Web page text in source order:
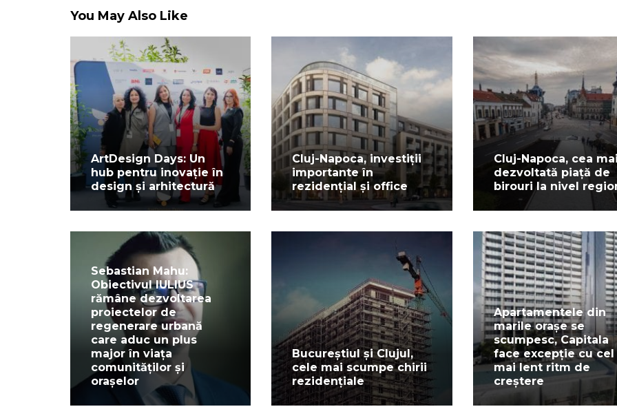
You May Also Like
ArtDesign Days: Un
hub pentru inovație în
design și arhitectură
Cluj-Napoca, investiții
importante în
rezidențial și office
Cluj-Napoca, cea
dezvoltată piață de
birouri la nivel
Sebastian Mahu:
Obiectivul IULIUS
rămâne dezvoltarea
proiectelor de
regenerare urbană
care aduc un plus
major în viața
comunităților și
orașelor
Bucureștiul și Clujul,
cele mai scumpe chirii
rezidențiale
Apartamentele din
marile orașe se
scumpesc, Capitala
face excepție cu cel
mai lent ritm de
creștere